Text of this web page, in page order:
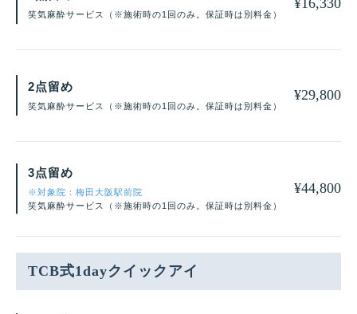
笑気麻酔サービス（※施術時の1回のみ。保証時は別料金）
¥16,330
2点留め
笑気麻酔サービス（※施術時の1回のみ。保証時は別料金）
¥29,800
3点留め
※対象院：梅田大阪駅前院
笑気麻酔サービス（※施術時の1回のみ。保証時は別料金）
¥44,800
TCB式1dayクイックアイ